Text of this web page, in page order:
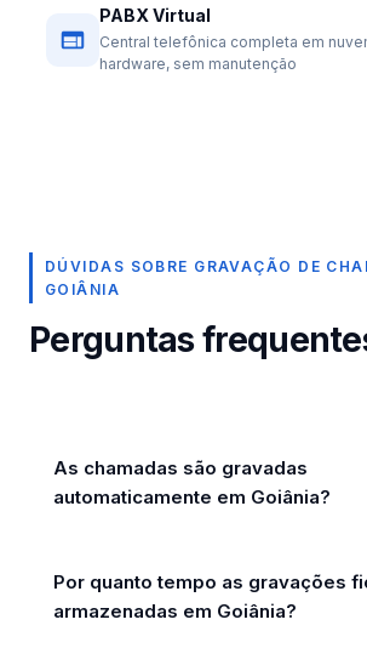
PABX Virtual
Central telefônica completa em
hardware, sem manutenção
DÚVIDAS SOBRE GRAVAÇÃO DE
GOIÂNIA
Perguntas
As chamadas são gravadas
automaticamente em Goiânia?
Por quanto tempo as gravações
armazenadas em Goiânia?